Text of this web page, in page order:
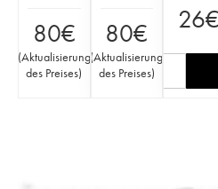
80€
(Aktualisierung
des Preises)
80€
(Aktualisierung
des Preises)
26€